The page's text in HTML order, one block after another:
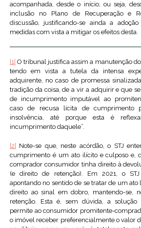
acompanhada, desde o início, ou seja,
inclusão no Plano de Recuperação e
discussão, justificando-se ainda a
medidas com vista a mitigar os efeitos desta.
[1] O tribunal justifica assim a manutenção do
tendo em vista a tutela da intensa
adquirente, no caso de promessa
tradição da coisa, de a vir a adquirir e que
de incumprimento imputável ao
caso de recusa lícita de cumprimento
insolvência, até porque esta é
incumprimento daquele”.
[2] Note-se que, neste acórdão, o STJ
cumprimento é um ato ilícito e culposo e,
comprador consumidor tinha direito à
(e direito de retenção). Em 2021, o
apontando no sentido de se tratar de um ato
direito ao sinal em dobro, mantendo-se,
retenção. Esta é, sem dúvida, a
permite ao consumidor promitente-
o imóvel receber preferencialmente o valor